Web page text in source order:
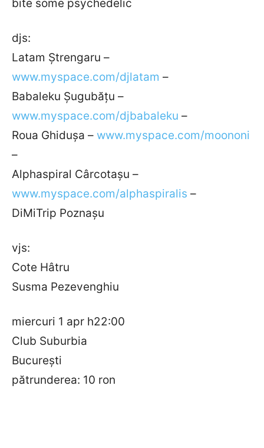
bite some psychedelic
djs:
Latam Ştrengaru –
www.myspace.com/djlatam –
Babaleku Şugubăţu –
www.myspace.com/djbabaleku –
Roua Ghiduşa – www.myspace.com/moononi
–
Alphaspiral Cârcotaşu –
www.myspace.com/alphaspiralis –
DiMiTrip Poznaşu
vjs:
Cote Hâtru
Susma Pezevenghiu
miercuri 1 apr h22:00
Club Suburbia
Bucureşti
pătrunderea: 10 ron